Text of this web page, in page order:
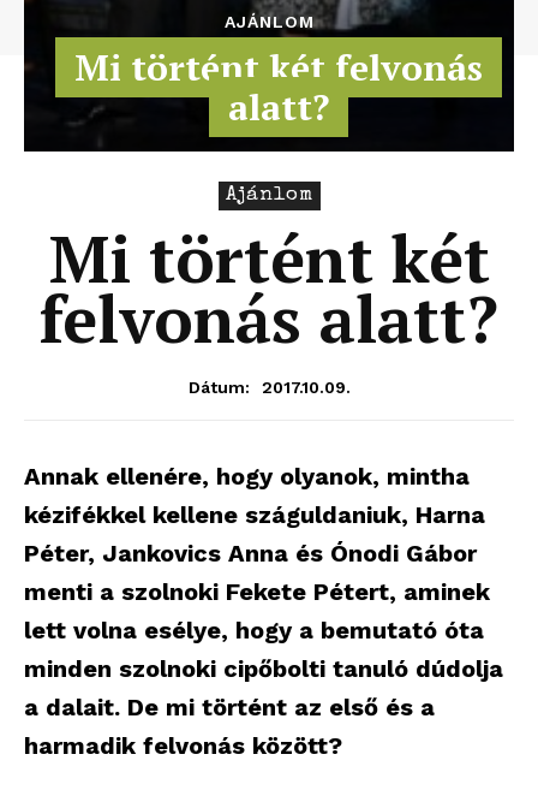
AJÁNLOM
Mi történt két felvonás
alatt?
Ajánlom
Mi történt két
felvonás alatt?
Dátum: 2017.10.09.
Annak ellenére, hogy olyanok, mintha
kézifékkel kellene száguldaniuk, Harna
Péter, Jankovics Anna és Ónodi Gábor
menti a szolnoki Fekete Pétert, aminek
lett volna esélye, hogy a bemutató óta
minden szolnoki cipőbolti tanuló dúdolja
a dalait. De mi történt az első és a
harmadik felvonás között?